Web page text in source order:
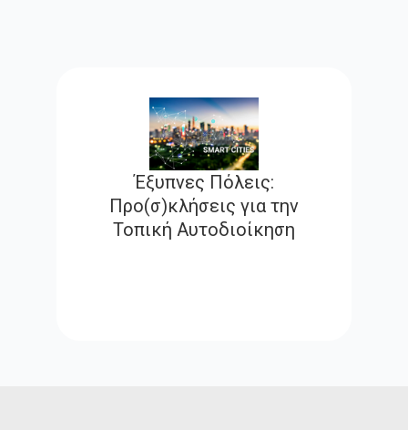
Έξυπνες Πόλεις:
Προ(σ)κλήσεις για την
Τοπική Αυτοδιοίκηση